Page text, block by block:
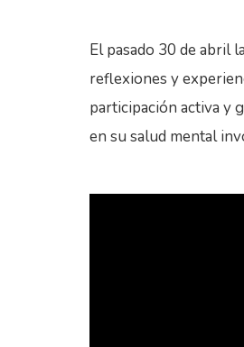
El pasado 30 de abril
reflexiones y
participación activa y
en su salud mental